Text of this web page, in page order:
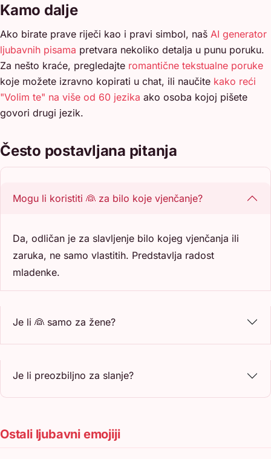
Kamo dalje
Ako birate prave riječi kao i pravi simbol, naš AI generator
ljubavnih pisama pretvara nekoliko detalja u punu poruku.
Za nešto kraće, pregledajte romantične tekstualne poruke
koje možete izravno kopirati u chat, ili naučite kako reći
"Volim te" na više od 60 jezika ako osoba kojoj pišete
govori drugi jezik.
Često postavljana pitanja
Mogu li koristiti 👰 za bilo koje vjenčanje?
Da, odličan je za slavljenje bilo kojeg vjenčanja ili
zaruka, ne samo vlastitih. Predstavlja radost
mladenke.
Je li 👰 samo za žene?
Je li preozbiljno za slanje?
Ostali ljubavni emojiji